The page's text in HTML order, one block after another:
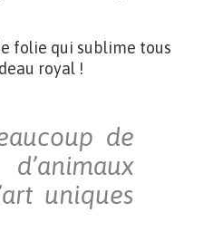
folie qui sublime tous
royal !
de
uniques